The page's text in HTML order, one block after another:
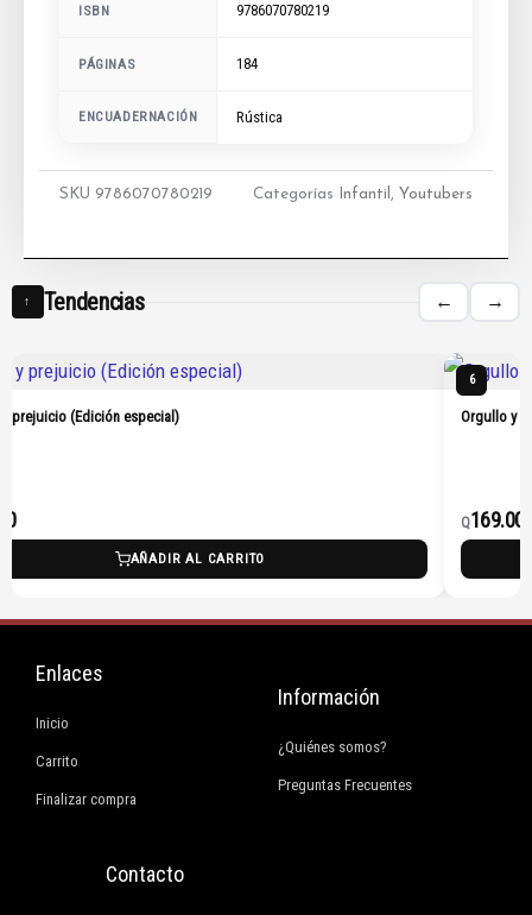
ISBN 9786070780219
PÁGINAS 184
ENCUADERNACIÓN Rústica
SKU 9786070780219 Categorías Infantil , Youtubers
↑ Tendencias ← →
prejuicio (Edición especial)
AÑADIR AL CARRITO
6
Orgullo y
Q169.00
Enlaces
Inicio
Carrito
Finalizar compra
Información
¿Quiénes somos?
Preguntas Frecuentes
Contacto